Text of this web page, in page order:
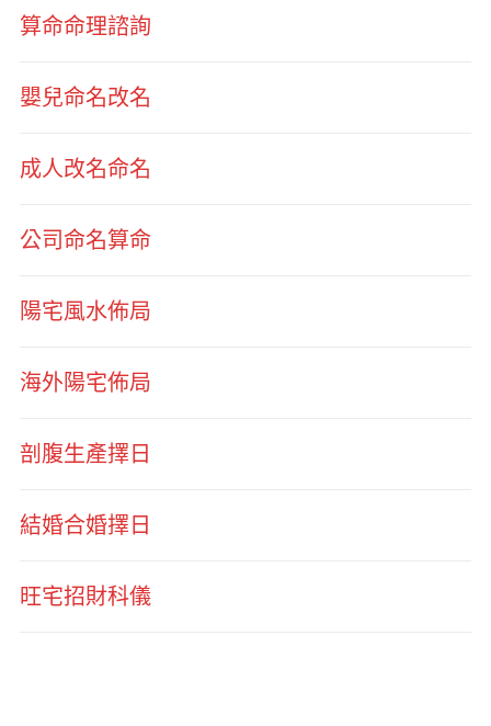
算命命理諮詢
嬰兒命名改名
成人改名命名
公司命名算命
陽宅風水佈局
海外陽宅佈局
剖腹生產擇日
結婚合婚擇日
旺宅招財科儀